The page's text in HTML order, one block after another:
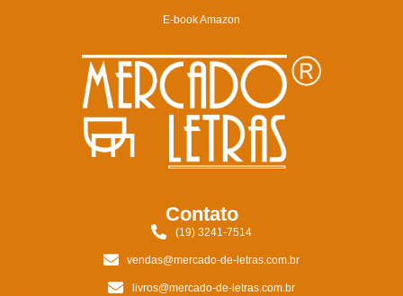
E-book Amazon
Contato
(19) 3241-7514
vendas@mercado-de-letras.com.br
livros@mercado-de-letras.com.br